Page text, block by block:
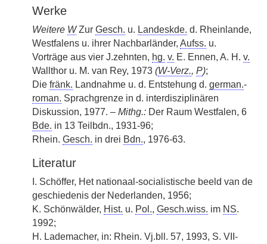
Werke
Weitere WZur Gesch. u. Landeskde. d. Rheinlande,
Westfalens u. ihrer Nachbarländer, Aufss. u.
Vorträge aus vier J.zehnten, hg. v. E. Ennen, A. H. v.
Wallthor u. M. van Rey, 1973 (W-Verz., P);
Die fränk. Landnahme u. d. Entstehung d. german.-
roman. Sprachgrenze in d. interdisziplinären
Diskussion, 1977. – Mithg.: Der Raum Westfalen, 6
Bde. in 13 Teilbdn., 1931-96;
Rhein. Gesch. in drei Bdn., 1976-63.
Literatur
I. Schöffer, Het nationaal-socialistische beeld van de
geschiedenis der Nederlanden, 1956;
K. Schönwälder, Hist. u. Pol., Gesch.wiss. im NS.
1992;
H. Lademacher, in: Rhein. Vj.bll. 57, 1993, S. VII-